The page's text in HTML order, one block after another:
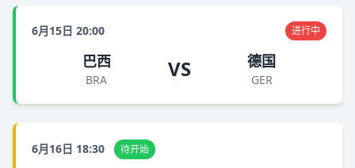
6月15日 20:00 进行中
巴西
BRA VS 德国
GER
6月16日 18:30 待开始